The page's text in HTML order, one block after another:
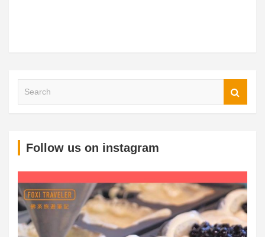
Follow us on instagram